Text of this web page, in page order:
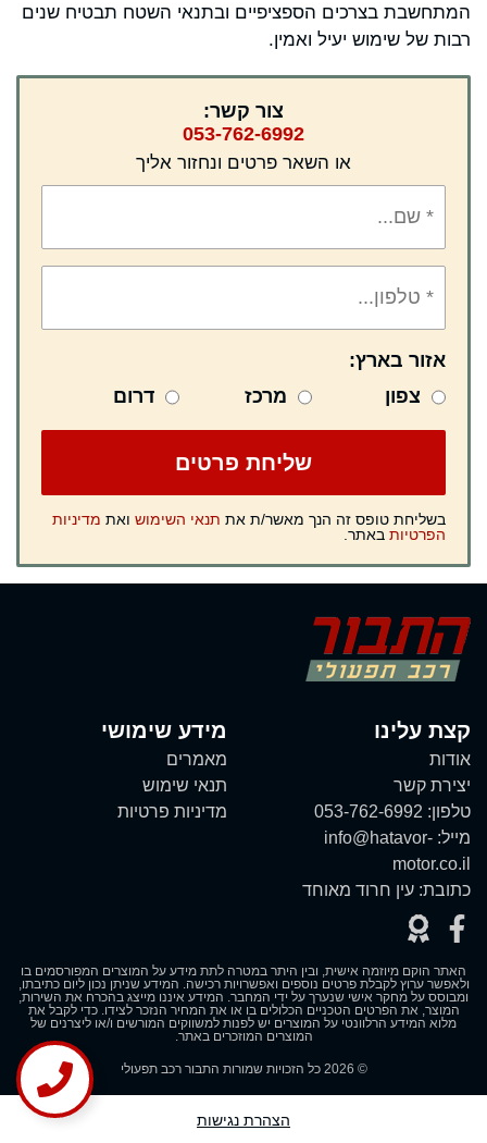
המתחשבת בצרכים הספציפיים ובתנאי השטח תבטיח שנים
רבות של שימוש יעיל ואמין.
צור קשר:
053-762-6992
או השאר פרטים ונחזור אליך
אזור בארץ:
צפון
מרכז דרום
בשליחת טופס זה הנך מאשר/ת את תנאי השימוש ואת מדיניות
הפרטיות באתר.
קצת עלינו
אודות
יצירת קשר
טלפון: 053-762-6992
מייל: info@hatavor-
motor.co.il
כתובת: עין חרוד מאוחד
מידע שימושי
מאמרים
תנאי שימוש
מדיניות פרטיות
האתר הוקם מיוזמה אישית, ובין היתר במטרה לתת מידע על המוצרים המפורסמים בו
ולאפשר ערוץ לקבלת פרטים נוספים ואפשרויות רכישה. המידע שניתן נכון ליום כתיבתו,
ומבוסס על מחקר אישי שנערך על ידי המחבר. המידע איננו מייצג בהכרח את השירות,
המוצר, את הפרטים הטכניים הכלולים בו או את המחיר הנזכר לצידו. כדי לקבל את
מלוא המידע הרלוונטי על המוצרים יש לפנות למשווקים המורשים ו/או ליצרנים של
המוצרים המוזכרים באתר.
© 2026 כל הזכויות שמורות התבור רכב תפעולי
הצהרת נגישות